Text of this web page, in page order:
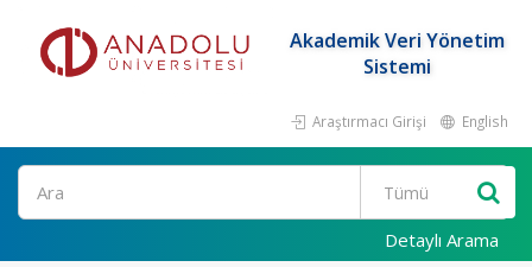
Akademik Veri Yönetim
Sistemi
Araştırmacı Girişi English
Ara
Detaylı Arama